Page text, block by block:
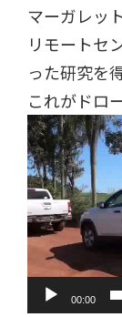
マーガレッ
リモートセ
った研究を
これがドロ
動
画
プ
レ
ー
ヤ
00:00